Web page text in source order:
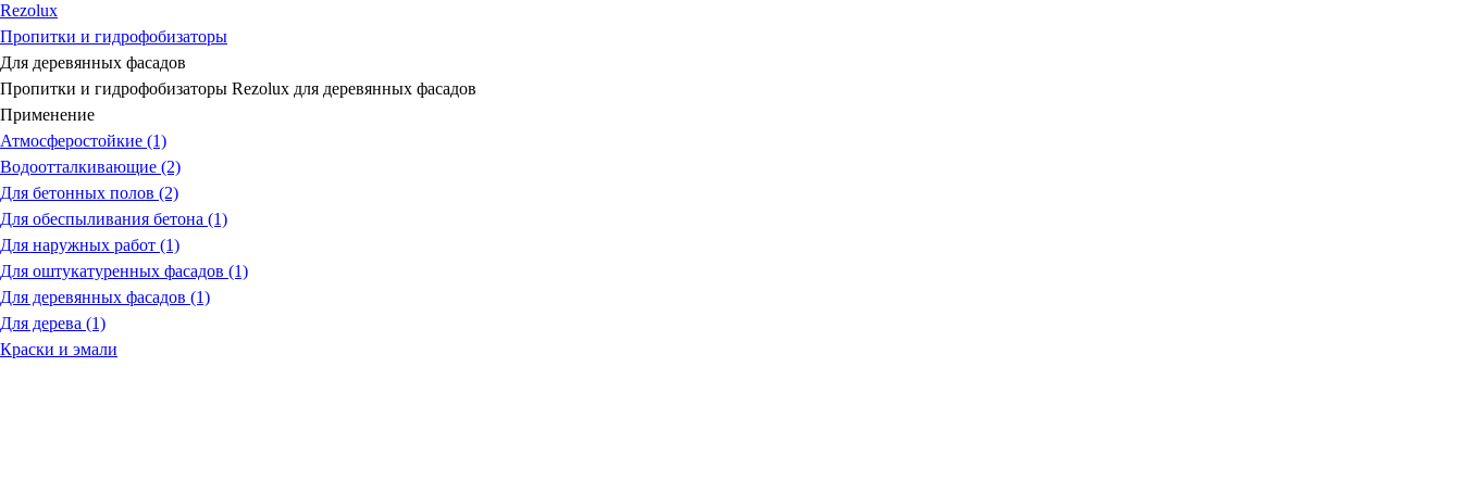
Rezolux
Пропитки и гидрофобизаторы
Для деревянных фасадов
Пропитки и гидрофобизаторы Rezolux для деревянных фасадов
Применение
Атмосферостойкие (1)
Водоотталкивающие (2)
Для бетонных полов (2)
Для обеспыливания бетона (1)
Для наружных работ (1)
Для оштукатуренных фасадов (1)
Для деревянных фасадов (1)
Для дерева (1)
Краски и эмали